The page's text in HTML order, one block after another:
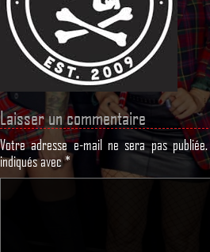
Laisser un commentaire
Votre adresse e-mail ne sera pas publiée.
indiqués avec*